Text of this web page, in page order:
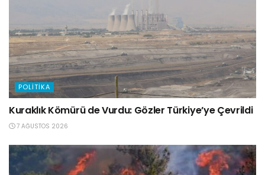
POLITIKA
Kuraklık Kömürü de Vurdu: Gözler Türkiye’ye Çevrildi
7 AĞUSTOS 2026